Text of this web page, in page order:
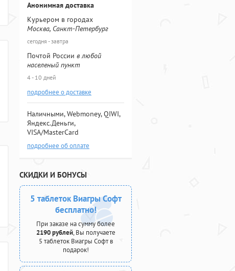
Анонимная доставка
Курьером в городах
Москва, Санкт-Петербург
сегодня - завтра
Почтой России в любой
населеный пункт
4 - 10 дней
подробнее о доставке
Наличными, Webmoney, QIWI,
Яндекс.Деньги,
VISA/MasterCard
подробнее об оплате
СКИДКИ И БОНУСЫ
5 таблеток Виагры Софт
бесплатно!
При заказе на сумму более
2190 рублей, Вы получаете
5 таблеток Виагры Софт в
подарок!